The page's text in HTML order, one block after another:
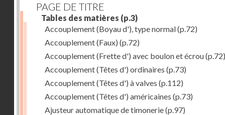
PAGE DE TITRE
Tables des matières (p.3)
Accouplement (Boyau d'), type normal(p.72)
Accouplement (Faux) (p.72)
Accouplement (Frette d') avec boulon et écrou(p.72)
Accouplement (Têtes d') ordinaires (p.73)
Accouplement (Têtes d') à valves (p.112)
Accouplement (Têtes d') américaines (p.73)
Ajusteur automatique de timonerie(p.97)